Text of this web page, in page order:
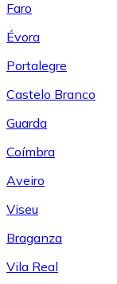
Faro
Évora
Portalegre
Castelo Branco
Guarda
Coímbra
Aveiro
Viseu
Braganza
Vila Real